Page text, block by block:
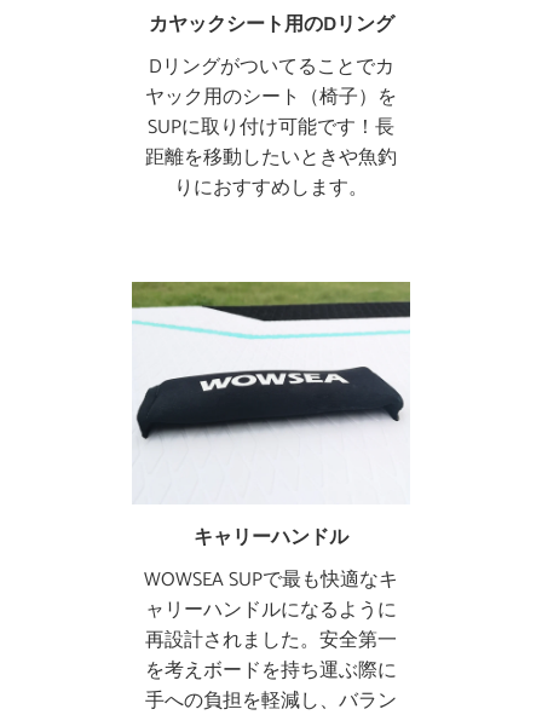
カヤックシート用のDリング
Dリングがついてることでカ
ヤック用のシート（椅子）を
SUPに取り付け可能です！長
距離を移動したいときや魚釣
りにおすすめします。
キャリーハンドル
WOWSEA SUPで最も快適なキ
ャリーハンドルになるように
再設計されました。安全第一
を考えボードを持ち運ぶ際に
手への負担を軽減し、バラン